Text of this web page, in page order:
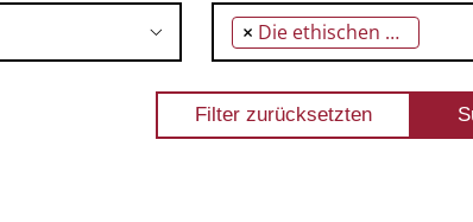
× Die ethischen Probleme der Unterbringung gefährlicher Rechtsbrecher